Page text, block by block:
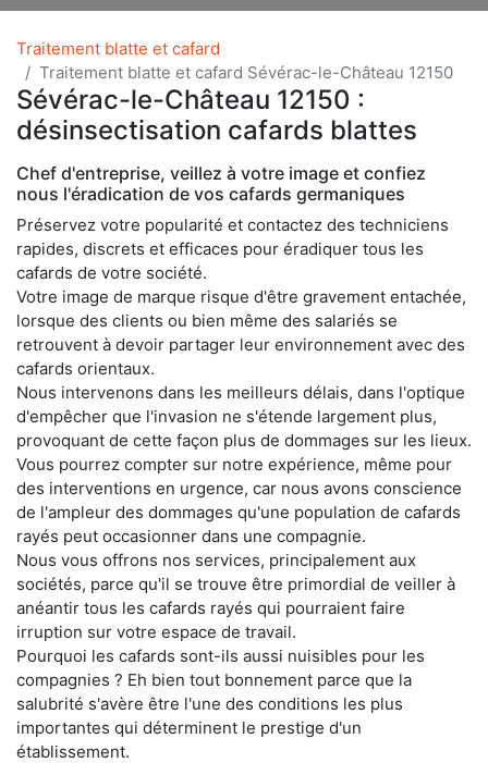
Traitement blatte et cafard
Traitement blatte et cafard Sévérac-le-Château 12150
Sévérac-le-Château 12150 :
désinsectisation cafards blattes
Chef d'entreprise, veillez à votre image et confiez
nous l'éradication de vos cafards germaniques
Préservez votre popularité et contactez des techniciens
rapides, discrets et efficaces pour éradiquer tous les
cafards de votre société.
Votre image de marque risque d'être gravement entachée,
lorsque des clients ou bien même des salariés se
retrouvent à devoir partager leur environnement avec des
cafards orientaux.
Nous intervenons dans les meilleurs délais, dans l'optique
d'empêcher que l'invasion ne s'étende largement plus,
provoquant de cette façon plus de dommages sur les lieux.
Vous pourrez compter sur notre expérience, même pour
des interventions en urgence, car nous avons conscience
de l'ampleur des dommages qu'une population de cafards
rayés peut occasionner dans une compagnie.
Nous vous offrons nos services, principalement aux
sociétés, parce qu'il se trouve être primordial de veiller à
anéantir tous les cafards rayés qui pourraient faire
irruption sur votre espace de travail.
Pourquoi les cafards sont-ils aussi nuisibles pour les
compagnies ? Eh bien tout bonnement parce que la
salubrité s'avère être l'une des conditions les plus
importantes qui déterminent le prestige d'un
établissement.